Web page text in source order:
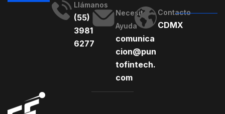
Llámanos
(55)
3981
6277
Necesito
Ayuda
comunica
cion@pun
tofintech.
com
Contacto
CDMX